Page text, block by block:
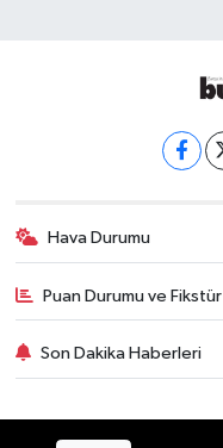
Hava Durumu
Puan Durumu ve Fikstür
Son Dakika Haberleri